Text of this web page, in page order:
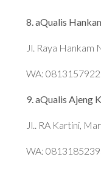
8. aQualis
Jl. Raya Hankam
WA:
9. aQualis Ajeng
Jl.. RA Kartini,
WA: